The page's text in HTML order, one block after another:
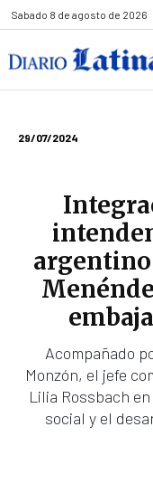
Sabado 8 de agosto de 2026
29/07/2024
argentino
Acompañado
Monzón, el jefe
Lilia Rossbach
social y el